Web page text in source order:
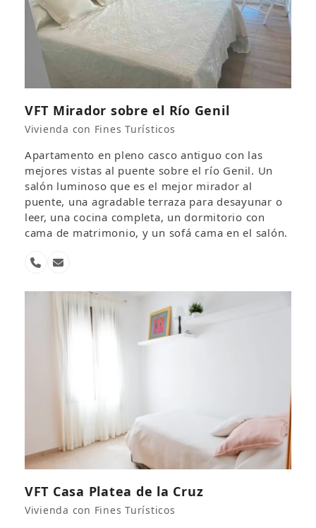
VFT Mirador sobre el Río Genil
Vivienda con Fines Turísticos
Apartamento en pleno casco antiguo con las
mejores vistas al puente sobre el río Genil. Un
salón luminoso que es el mejor mirador al
puente, una agradable terraza para desayunar o
leer, una cocina completa, un dormitorio con
cama de matrimonio, y un sofá cama en el salón.
NúmeroCorreo
VFT Casa Platea de la Cruz
Vivienda con Fines Turísticos